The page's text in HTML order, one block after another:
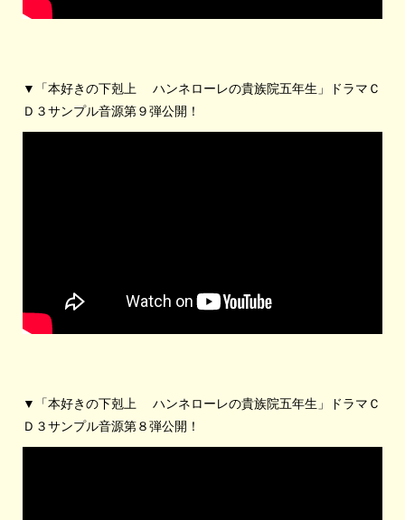
▼「本好きの下剋上 ハンネローレの貴族院五年生」ドラマＣ
Ｄ３サンプル音源第９弾公開！
▼「本好きの下剋上 ハンネローレの貴族院五年生」ドラマＣ
Ｄ３サンプル音源第８弾公開！